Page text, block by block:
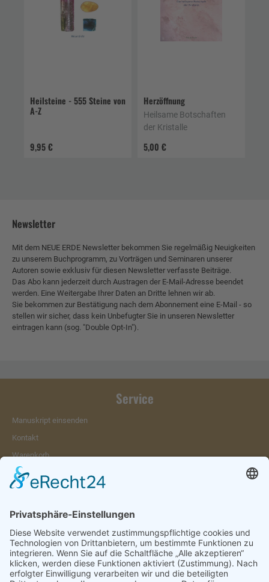
Heilsteine - 555 Steine von
A-Z
9,95 €
Herzöffnung
5,00 €
Heilsame Botschaften
der Kristalle
Newsletter
Mit dem NEUE ERDE Newsletter bekommen Sie regelmäßig Neuigkeiten
zu unserem Buchprogramm, zu Vorträgen und Seminaren unserer
Autoren sowie exklusiv für diesen Newsletter verfasste Beiträge.
Das Abo kann jederzeit durch Austragen der E-Mail-Adresse beendet
werden. Eine Weitergabe Ihrer Daten an Dritte lehnen wir ab.
Sie bekommen zur Bestätigung nach dem Abonnement eine E-Mail - so
stellen wir sicher, dass kein Unbefugter Sie in unseren Newsletter
eintragen kann (sog. "Double Opt-In").
Service
Manuskript einsenden
Kontakt
Warenkorb
Konto
Merkzettel
Vertrag widerrufen